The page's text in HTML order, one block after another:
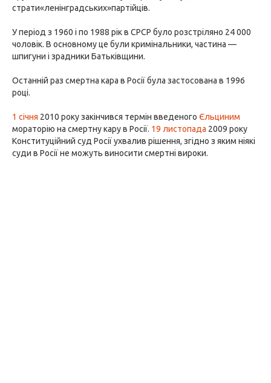
страти«ленінградських»партійців.
У період з 1960 і по 1988 рік в СРСР було розстріляно 24 000
чоловік. В основному це були кримінальники, частина —
шпигуни і зрадники Батьківщини.
Останній раз смертна кара в Росії була застосована в 1996
році.
1 січня 2010 року закінчився термін введеного Єльциним
мораторію на смертну кару в Росії. 19 листопада 2009 року
Конституційний суд Росії ухвалив рішення, згідно з яким ніякі
суди в Росії не можуть виносити смертні вироки.